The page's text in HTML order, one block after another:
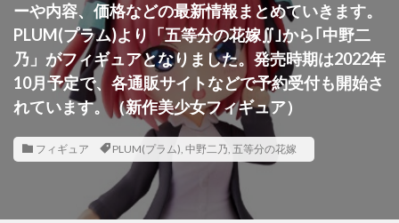
ーや内容、価格などの最新情報まとめていきます。
PLUM(プラム)より「五等分の花嫁∬｣から｢中野二
乃」がフィギュアとなりました。発売時期は2022年
10月予定で、各通販サイトなどで予約受付も開始さ
れています。（新作美少女フィギュア）
フィギュア PLUM(プラム), 中野二乃, 五等分の花嫁